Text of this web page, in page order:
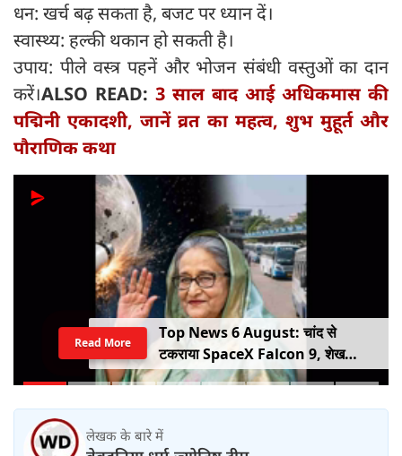
धन: खर्च बढ़ सकता है, बजट पर ध्यान दें।
स्वास्थ्य: हल्की थकान हो सकती है।
उपाय: पीले वस्त्र पहनें और भोजन संबंधी वस्तुओं का दान
करें।ALSO READ: 3 साल बाद आई अधिकमास की
पद्मिनी एकादशी, जानें व्रत का महत्व, शुभ मुहूर्त और
पौराणिक कथा
प्रतापगढ़ में मातम: 100 साल पुराना मकान
ढहा, एक ही परिवार के 6 लोगों की दर्दनाक
मौत
Read More
लेखक के बारे में